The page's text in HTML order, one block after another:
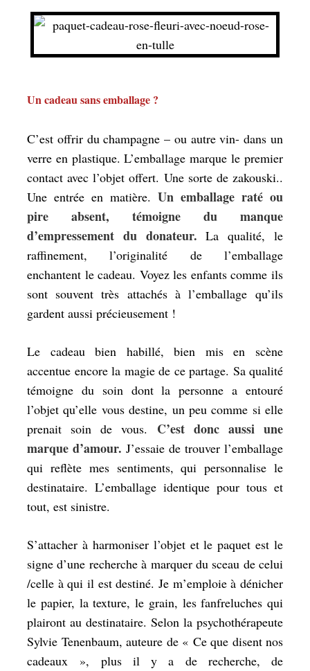
Un cadeau sans emballage ?
C’est offrir du champagne – ou autre vin- dans un
verre en plastique. L’emballage marque le premier
contact avec l’objet offert. Une sorte de zakouski..
Une entrée en matière. Un emballage raté ou
pire absent, témoigne du manque
d’empressement du donateur. La qualité, le
raffinement, l’originalité de l’emballage
enchantent le cadeau. Voyez les enfants comme ils
sont souvent très attachés à l’emballage qu’ils
gardent aussi précieusement !
Le cadeau bien habillé, bien mis en scène
accentue encore la magie de ce partage. Sa qualité
témoigne du soin dont la personne a entouré
l’objet qu’elle vous destine, un peu comme si elle
prenait soin de vous. C’est donc aussi une
marque d’amour. J’essaie de trouver l’emballage
qui reflète mes sentiments, qui personnalise le
destinataire. L’emballage identique pour tous et
tout, est sinistre.
S’attacher à harmoniser l’objet et le paquet est le
signe d’une recherche à marquer du sceau de celui
/celle à qui il est destiné. Je m’emploie à dénicher
le papier, la texture, le grain, les fanfreluches qui
plairont au destinataire. Selon la psychothérapeute
Sylvie Tenenbaum, auteure de « Ce que disent nos
cadeaux », plus il y a de recherche, de